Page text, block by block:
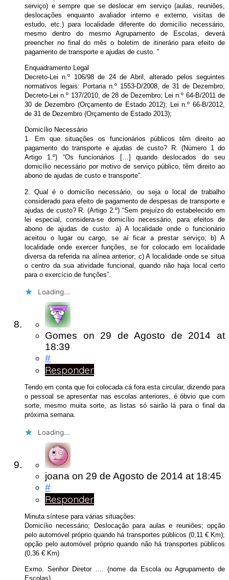
serviço) e sempre que se deslocar em serviço (aulas, reuniões,
deslocações enquanto avaliador interno e externo, visitas de
estudo, etc.) para localidade diferente do domicílio necessário,
mesmo dentro do mesmo Agrupamento de Escolas, deverá
preencher no final do mês o boletim de itinerário para efeito de
pagamento de transporte e ajudas de custo. ”
Enquadramento Legal
Decreto-Lei n.º 106/98 de 24 de Abril, alterado pelos seguintes
normativos legais: Portaria n.º 1553-D/2008, de 31 de Dezembro;
Decreto-Lei n.º 137/2010, de 28 de Dezembro; Lei n.º 64-B/2011 de
30 de Dezembro (Orçamento de Estado 2012); Lei n.º 66-B/2012,
de 31 de Dezembro (Orçamento de Estado 2013);
Domicílio Necessário
1. Em que situações os funcionários públicos têm direito ao
pagamento do transporte e ajudas de custo? R. (Número 1 do
Artigo 1.º) “Os funcionários […] quando deslocados do seu
domicílio necessário por motivo de serviço público, têm direito ao
abono de ajudas de custo e transporte”.
2. Qual é o domicílio necessário, ou seja o local de trabalho
considerado para efeito de pagamento de despesas de transporte e
ajudas de custo? R. (Artigo 2.º) “Sem prejuízo do estabelecido em
lei especial, considera-se domicílio necessário, para efeitos de
abono de ajudas de custo: a) A localidade onde o funcionário
aceitou o lugar ou cargo, se aí ficar a prestar serviço; b) A
localidade onde exercer funções, se for colocado em localidade
diversa da referida na alínea anterior; c) A localidade onde se situa
o centro da sua atividade funcional, quando não haja local certo
para o exercício de funções”.
Loading...
Gomes on 29 de Agosto de 2014at
18:39
#
Responder
Tendo em conta que foi colocada cá fora esta circular, dizendo para
o pessoal se apresentar nas escolas anteriores, é óbvio que com
sorte, mesmo muita sorte, as listas só sairão lá para o final da
próxima semana.
Loading...
joana on 29 de Agosto de 2014 at 18:45
#
Responder
Minuta síntese para várias situações:
Domicílio necessário; Deslocação para aulas e reuniões; opção
pelo automóvel próprio quando há transportes públicos (0,11 € Km);
opção pelo automóvel próprio quando não há transportes públicos
(0,36 € Km)
Exmo. Senhor Diretor …. (nome da Escola ou Agrupamento de
Escolas)